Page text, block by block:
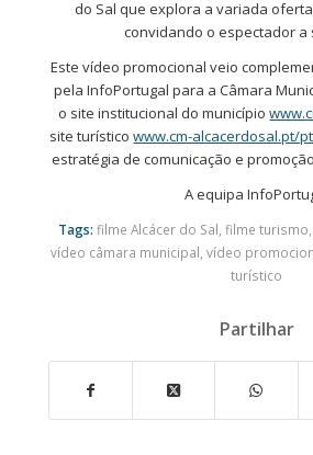
do Sal que explora a variada
convidando o espectador a
Este vídeo promocional veio
pela InfoPortugal para a Câmara
o site institucional do município
site turísticowww.cm-alcacerdosal.pt/
estratégia de comunicação e
A equipa
Tags: filme Alcácer do Sal,filme turismo,
vídeo câmara municipal,vídeo
turístico
Partilhar